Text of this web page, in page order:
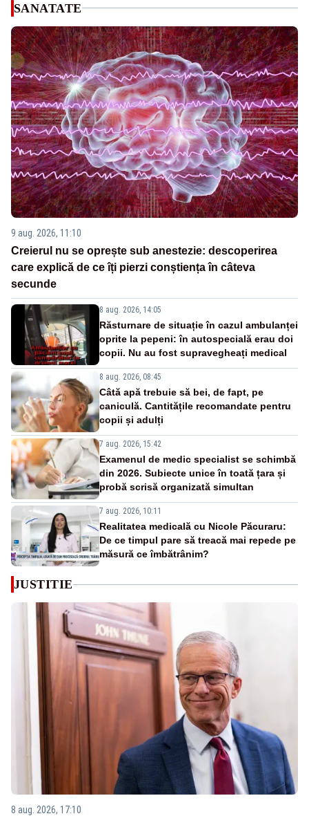
SANATATE
9 aug. 2026, 11:10
Creierul nu se oprește sub anestezie: descoperirea
care explică de ce îți pierzi conștiența în câteva
secunde
8 aug. 2026, 14:05
Răsturnare de situație în cazul ambulanței
oprite la pepeni: în autospecială erau doi
copii. Nu au fost supravegheați medical
8 aug. 2026, 08:45
Câtă apă trebuie să bei, de fapt, pe
caniculă. Cantitățile recomandate pentru
copii și adulți
7 aug. 2026, 15:42
Examenul de medic specialist se schimbă
din 2026. Subiecte unice în toată țara și
probă scrisă organizată simultan
7 aug. 2026, 10:11
Realitatea medicală cu Nicole Păcuraru:
De ce timpul pare să treacă mai repede pe
măsură ce îmbătrânim?
JUSTITIE
8 aug. 2026, 17:10